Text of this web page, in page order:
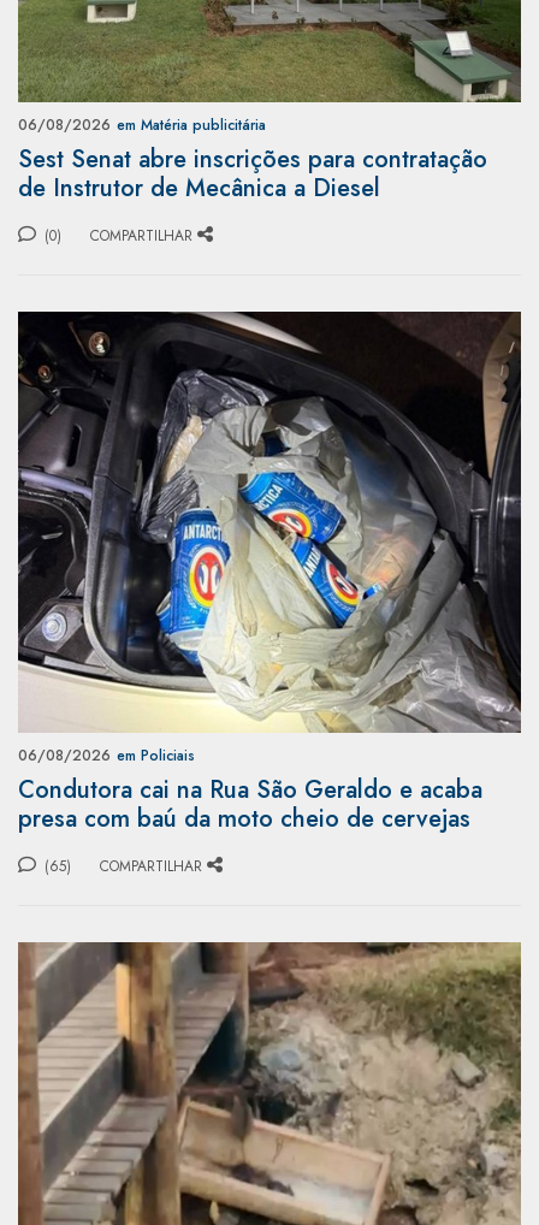
06/08/2026 em Matéria publicitária
Sest Senat abre inscrições para contratação
de Instrutor de Mecânica a Diesel
(0) COMPARTILHAR
06/08/2026 em Policiais
Condutora cai na Rua São Geraldo e acaba
presa com baú da moto cheio de cervejas
(65) COMPARTILHAR